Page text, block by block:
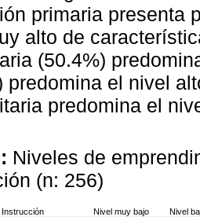
primaria presenta
alto de
(50.4%)
predomina el nivel
predomina el
Niveles de
(n: 256)
Instrucción Nivel muy bajo
Nivel